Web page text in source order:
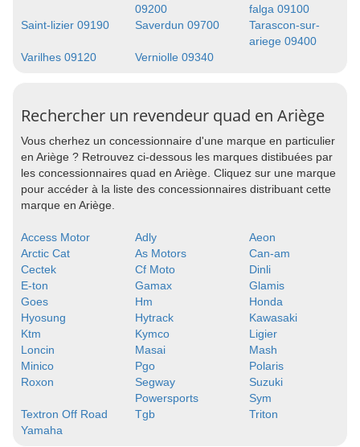
09200
falga 09100
Saint-lizier 09190
Saverdun 09700
Tarascon-sur-
ariege 09400
Varilhes 09120
Verniolle 09340
Rechercher un revendeur quad en Ariège
Vous cherhez un concessionnaire d'une marque en particulier
en Ariège ? Retrouvez ci-dessous les marques distibuées par
les concessionnaires quad en Ariège. Cliquez sur une marque
pour accéder à la liste des concessionnaires distribuant cette
marque en Ariège.
Access Motor Adly
Aeon
Arctic Cat
As Motors
Can-am
Cectek
Cf Moto
Dinli
E-ton
Gamax
Glamis
Goes
Hm
Honda
Hyosung
Hytrack
Kawasaki
Ktm
Kymco
Ligier
Loncin
Masai
Mash
Minico
Pgo
Polaris
Roxon
Segway
Powersports
Suzuki
Sym
Textron Off Road
Tgb
Triton
Yamaha